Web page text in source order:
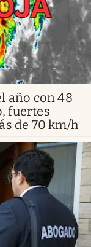
año con 48
fuertes
de 70 km/h